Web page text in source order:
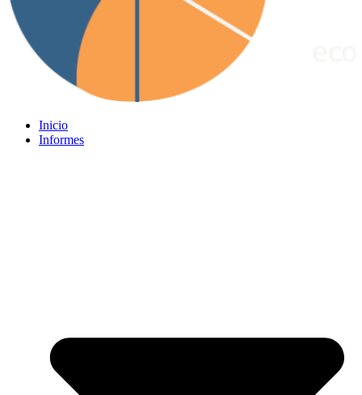
Inicio
Informes